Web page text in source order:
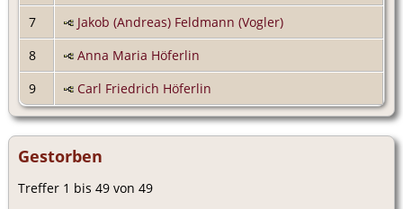
7
Jakob (Andreas) Feldmann (Vogler)
8
Anna Maria Höferlin
9
Carl Friedrich Höferlin
Gestorben
Treffer 1 bis 49 von 49